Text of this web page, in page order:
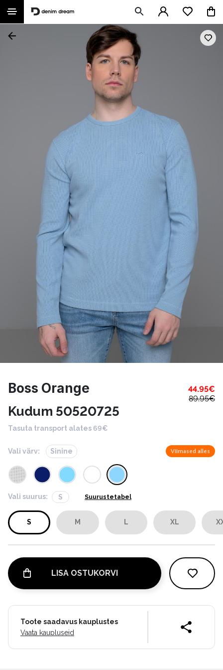
Boss Orange 44.95€
89.95€
Kudum 50520725
Tasuta transport alates 69€
Vali värv: Sinine Viimased alles
Vali suurus: S Suurustetabel
S M L XL
LISA OSTUKORVI
Toote saadavus kauplustes
Vaata kaupluseid